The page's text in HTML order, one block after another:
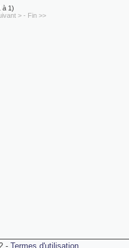
à 1)
> - Fin >>
- Termes d'utilisation